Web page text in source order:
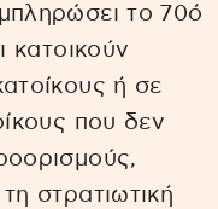
το 70ό
κατοικούν
ή σε
που δεν
στρατιωτική